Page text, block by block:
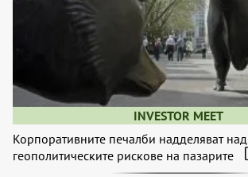
INVESTOR MEET
Корпоративните печалби надделяват над
геополитическите рискове на пазарите